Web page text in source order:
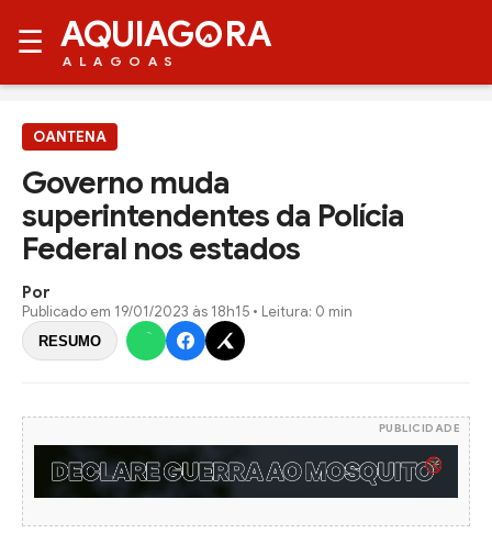
☰ AQUIAG RA
ALAGOAS
OANTENA
Governo muda
superintendentes da Polícia
Federal nos estados
Por
Publicado em 19/01/2023 às 18h15 • Leitura: 0 min
RESUMO
PUBLICIDADE